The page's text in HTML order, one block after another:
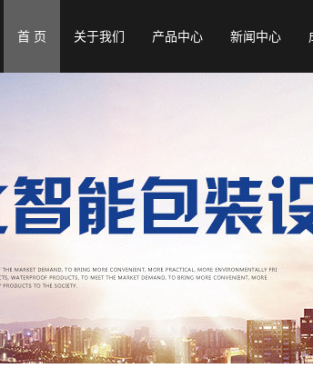
首 页 关于我们 产品中心 新闻中心